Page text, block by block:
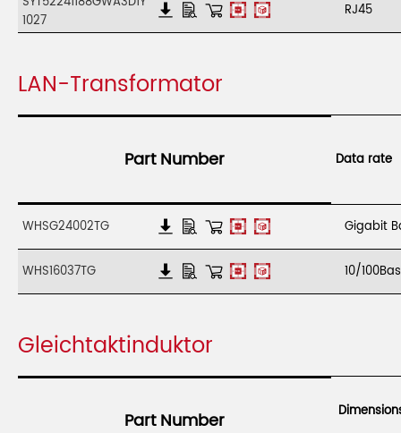
1027
RJ45
LAN-Transformator
Part Number
WHSG24002TG
WHS16037TG
Data rate
Gigabit
10/
Gleichtaktinduktor
Part Number